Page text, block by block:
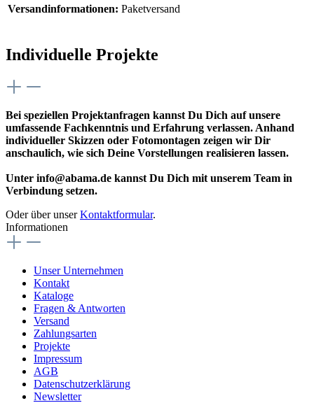
Versandinformationen: Paketversand
Individuelle Projekte
Bei speziellen Projektanfragen kannst Du Dich auf unsere
umfassende Fachkenntnis und Erfahrung verlassen. Anhand
individueller Skizzen oder Fotomontagen zeigen wir Dir
anschaulich, wie sich Deine Vorstellungen realisieren lassen.
Unter info@abama.de kannst Du Dich mit unserem Team in
Verbindung setzen.
Oder über unserKontaktformular.
Informationen
Unser Unternehmen
Kontakt
Kataloge
Fragen & Antworten
Versand
Zahlungsarten
Projekte
Impressum
AGB
Datenschutzerklärung
Newsletter